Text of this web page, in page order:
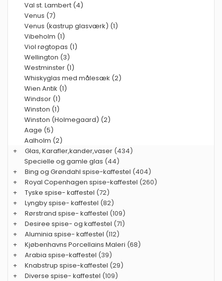
Val st. Lambert (4)
Venus (7)
Venus (kastrup glasværk) (1)
Vibeholm (1)
Viol røgtopas (1)
Wellington (3)
Westminster (1)
Whiskyglas med målesæk (2)
Wien Antik (1)
Windsor (1)
Winston (1)
Winston (Holmegaard) (2)
Aage (5)
Aalholm (2)
+
Glas, Karafler,kander,vaser (434)
Specielle og gamle glas (44)
+
Bing og Grøndahl spise-kaffestel (404)
+
Royal Copenhagen spise-kaffestel (260)
+
Tyske spise- kaffestel (72)
+
Lyngby spise- kaffestel (82)
+
Rørstrand spise- kaffestel (109)
+
Desiree spise- og kaffestel (71)
+
Aluminia spise- kaffestel (112)
+
Kjøbenhavns Porcellains Maleri (68)
+
Arabia spise-kaffestel (39)
+
Knabstrup spise-kaffestel (29)
+
Diverse spise- kaffestel (109)